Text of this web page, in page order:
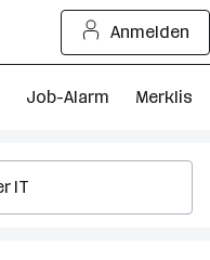
Anmelden
Job-Alarm Merkliste